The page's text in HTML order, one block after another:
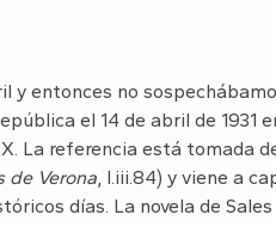
y entonces no
el 14 de abril de 1931
La referencia está tomada
de Verona, I.iii.84) y viene a
días. La novela de